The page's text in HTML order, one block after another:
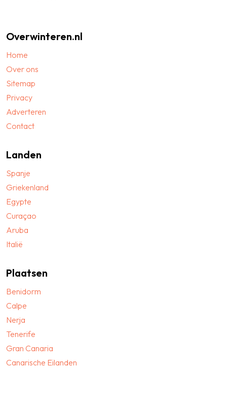
Overwinteren.nl
Home
Over ons
Sitemap
Privacy
Adverteren
Contact
Landen
Spanje
Griekenland
Egypte
Curaçao
Aruba
Italië
Plaatsen
Benidorm
Calpe
Nerja
Tenerife
Gran Canaria
Canarische Eilanden